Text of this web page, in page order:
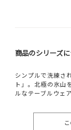
商品のシリーズ
シンプルで洗練さ
ト」。北極の氷山
ルなテーブルウェア